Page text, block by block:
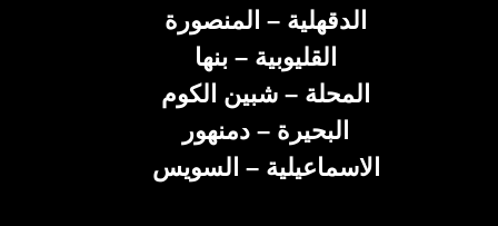
الدقهلية – المنصورة
القليوبية – بنها
المحلة – شبين الكوم
البحيرة – دمنهور
الاسماعيلية – السويس